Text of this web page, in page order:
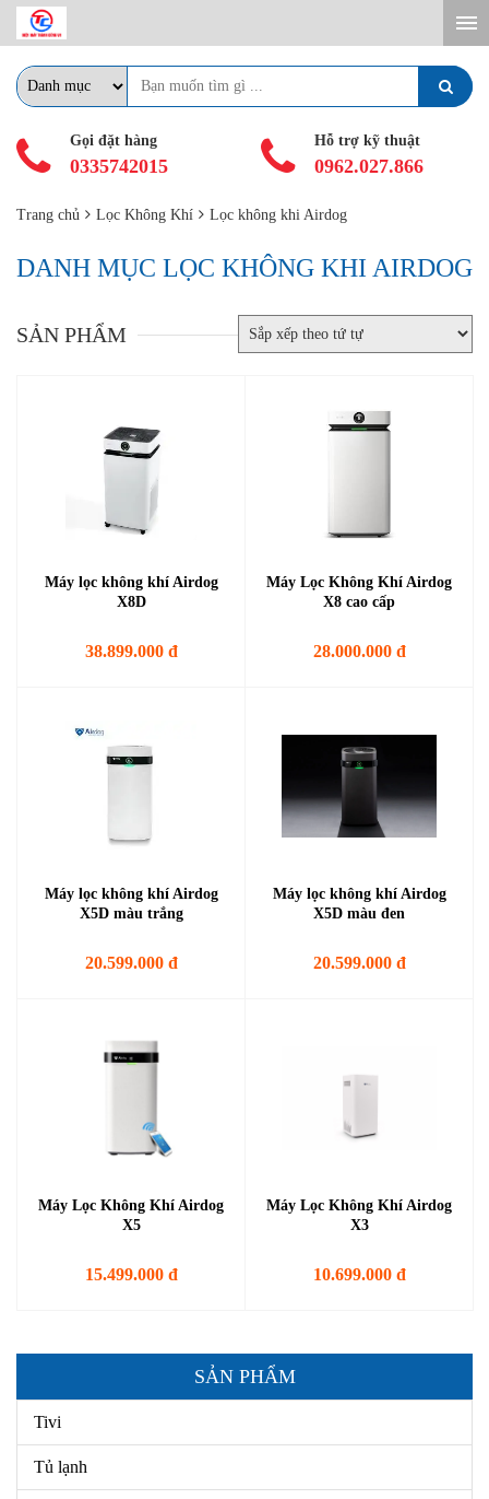
Gọi đặt hàng
0335742015
Hỗ trợ kỹ thuật
0962.027.866
Trang chủ Lọc Không Khí Lọc không khi Airdog
DANH MỤC LỌC KHÔNG KHI AIRDOG
SẢN PHẨM
Máy lọc không khí Airdog
X8D
38.899.000 đ
Máy Lọc Không Khí Airdog
X8 cao cấp
28.000.000 đ
Máy lọc không khí Airdog
X5D màu trắng
20.599.000 đ
Máy lọc không khí Airdog
X5D màu đen
20.599.000 đ
Máy Lọc Không Khí Airdog
X5
15.499.000 đ
Máy Lọc Không Khí Airdog
X3
10.699.000 đ
SẢN PHẨM
Tivi
Tủ lạnh